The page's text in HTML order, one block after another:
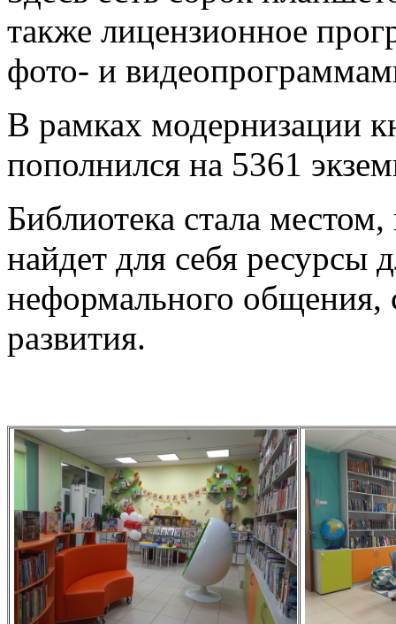
также лицензионное
фото- и
В рамках модернизации
пополнился на 5361
Библиотека стала
найдет для себя ресурсы
неформального общения,
развития.